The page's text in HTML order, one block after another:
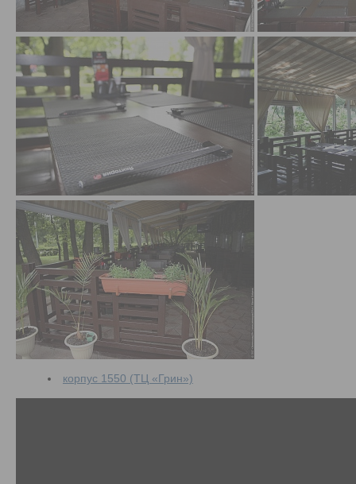
корпус 1550 (ТЦ «Грин»)